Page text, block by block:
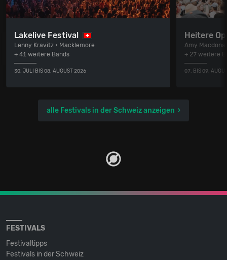
Lakelive Festival
Lenny Kravitz • Macklemore
+ 41 weitere Bands
30. JULI BIS 08. AUGUST 2026
Heitere
Amy
+ 27 weitere
07. BIS 09.
alle Festivals in der Schweiz anzeigen
FESTIVALS
Festivaltipps
Festivals in der Schweiz